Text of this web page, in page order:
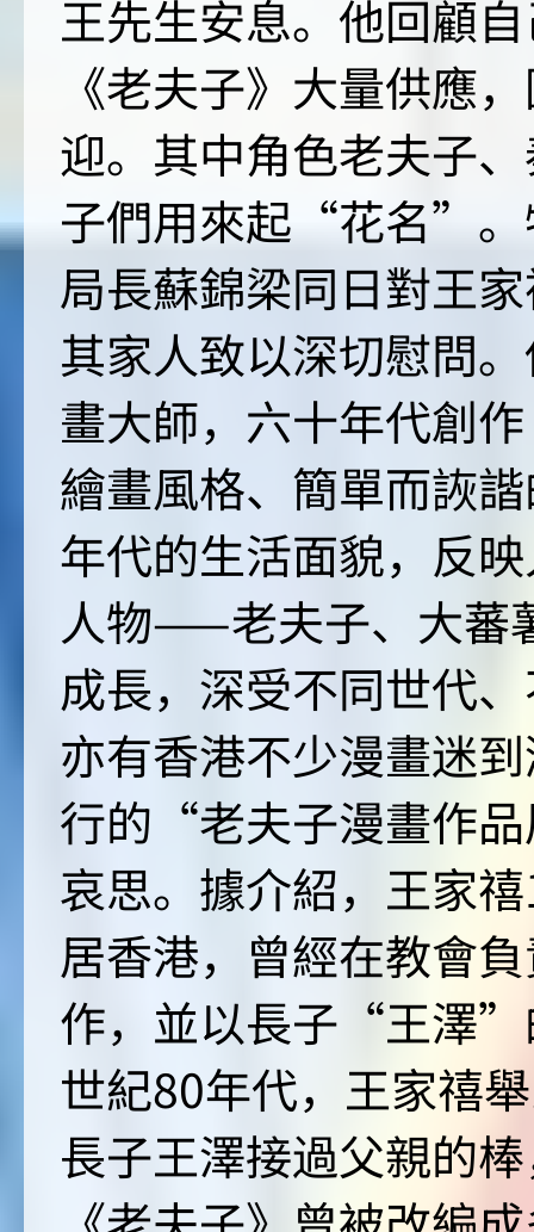
王先生安息。他回顧
《老夫子》大量供應
迎。其中角色老夫子
子們用來起“花名”。
局長蘇錦梁同日對王
其家人致以深切慰問
畫大師，六十年代創
繪畫風格、簡單而詼
年代的生活面貌，反
人物——老夫子、大蕃
成長，深受不同世代
亦有香港不少漫畫迷
行的“老夫子漫畫作
哀思。據介紹，王家
居香港，曾經在教會
作，並以長子“王澤”
世紀80年代，王家禧
長子王澤接過父親的